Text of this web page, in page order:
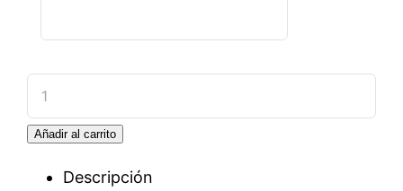
Libro
de
firmas
futbol
Añadir al carrito
Descripción